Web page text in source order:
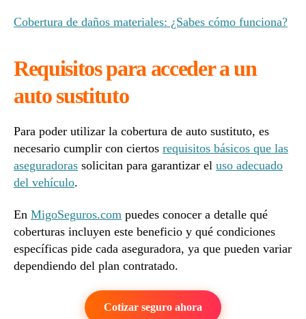
Cobertura de daños materiales: ¿Sabes cómo funciona?
Requisitos para acceder a un
auto sustituto
Para poder utilizar la cobertura de auto sustituto, es
necesario cumplir con ciertos requisitos básicos que las
aseguradoras solicitan para garantizar el uso adecuado
del vehículo.
En MigoSeguros.com puedes conocer a detalle qué
coberturas incluyen este beneficio y qué condiciones
específicas pide cada aseguradora, ya que pueden variar
dependiendo del plan contratado.
Cotizar seguro ahora